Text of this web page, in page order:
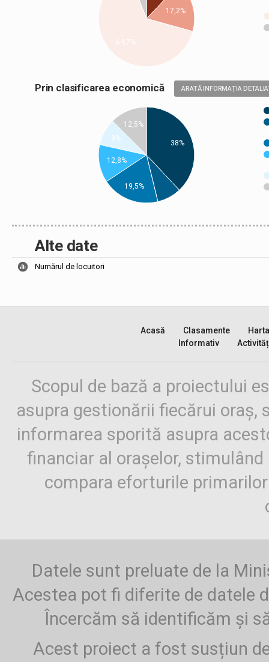
17,2%
Prin clasificarea economică ARATĂ INFORMAȚIA
38%
12,5%
9%
12,8%
19,5%
Alte date
Numărul de locuitori
Acasă Clasamente
Harta
Informativ
Scopul de bază a proiectului
asupra gestionării fiecărui oraș,
informarea sporită asupra
financiar al orașelor,
compara eforturile
Datele sunt preluate de la
Acestea pot fi diferite de datele
Încercăm să identificăm și
Acest proiect a fost susțiun